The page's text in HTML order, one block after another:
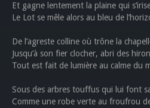
Et gagne lentement la plaine qui
Le Lot se mêle alors au bleu de
De l’agreste colline où trône la
Jusqu’à son fier clocher, abri des
Tout est fait de lumière au calme du
Sous des arbres touffus qui lui font
Comme une robe verte au froufrou